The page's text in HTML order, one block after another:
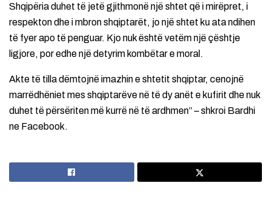
Shqipëria duhet të jetë gjithmonë një shtet që i mirëpret, i
respekton dhe i mbron shqiptarët, jo një shtet ku ata ndihen
të fyer apo të penguar. Kjo nuk është vetëm një çështje
ligjore, por edhe një detyrim kombëtar e moral.
Akte të tilla dëmtojnë imazhin e shtetit shqiptar, cenojnë
marrëdhëniet mes shqiptarëve në të dy anët e kufirit dhe nuk
duhet të përsëriten më kurrë në të ardhmen” – shkroi Bardhi
ne Facebook.